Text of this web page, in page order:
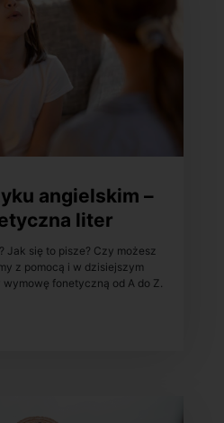
angielskim –
liter
Jak się to pisze? Czy możesz
z pomocą i w dzisiejszym
fonetyczną od A do Z.